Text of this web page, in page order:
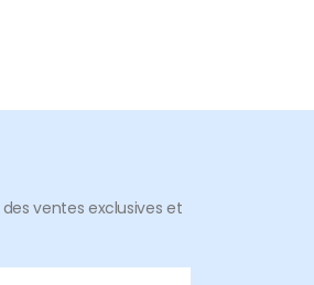
ventes exclusives et